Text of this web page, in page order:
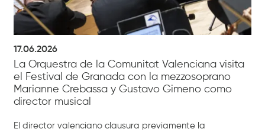
17.06.2026
La Orquestra de la Comunitat Valenciana visita
el Festival de Granada con la mezzosoprano
Marianne Crebassa y Gustavo Gimeno como
director musical
El director valenciano clausura previamente la